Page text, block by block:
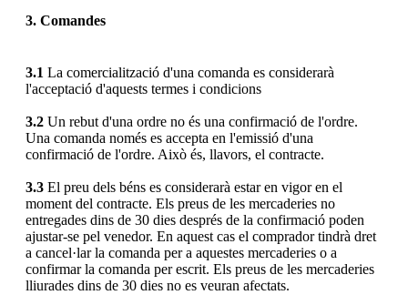
3. Comandes
3.1 La comercialització d'una comanda es considerarà
l'acceptació d'aquests termes i condicions
3.2 Un rebut d'una ordre no és una confirmació de l'ordre.
Una comanda només es accepta en l'emissió d'una
confirmació de l'ordre. Això és, llavors, el contracte.
3.3 El preu dels béns es considerarà estar en vigor en el
moment del contracte. Els preus de les mercaderies no
entregades dins de 30 dies després de la confirmació poden
ajustar-se pel venedor. En aquest cas el comprador tindrà dret
a cancel·lar la comanda per a aquestes mercaderies o a
confirmar la comanda per escrit. Els preus de les mercaderies
lliurades dins de 30 dies no es veuran afectats.